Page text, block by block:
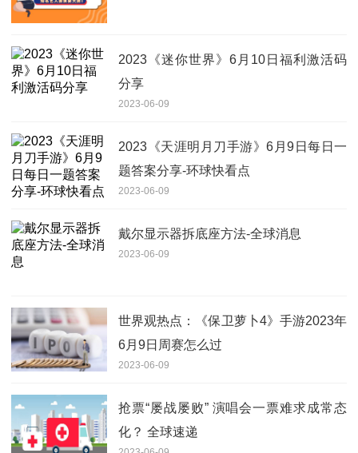
2023《迷你世界》6月10日福利激活码
分享
2023-06-09
2023《天涯明月刀手游》6月9日每日一
题答案分享-环球快看点
2023-06-09
戴尔显示器拆底座方法-全球消息
2023-06-09
世界观热点：《保卫萝卜4》手游2023年
6月9日周赛怎么过
2023-06-09
抢票“屡战屡败” 演唱会一票难求成常态
化？ 全球速递